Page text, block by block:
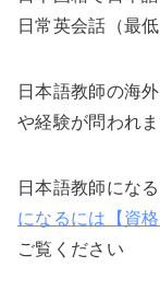
日常英会話（最
日本語教師の海
や経験が問われま
日本語教師にな
になるには【資
ご覧ください